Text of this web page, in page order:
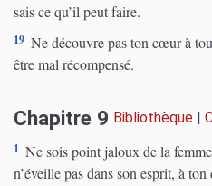
sais ce qu’il peut faire.
19 Ne découvre pas ton cœur à
être mal récompensé.
Chapitre 9 Bibliothèque
1 Ne sois point jaloux de la
n’éveille pas dans son esprit, à